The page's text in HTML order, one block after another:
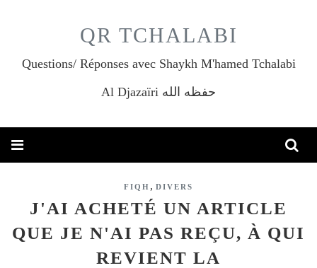
QR TCHALABI
Questions/ Réponses avec Shaykh M'hamed Tchalabi
Al Djazaïri حفظه الله
FIQH , DIVERS
J'AI ACHETÉ UN ARTICLE
QUE JE N'AI PAS REÇU, À QUI
REVIENT LA